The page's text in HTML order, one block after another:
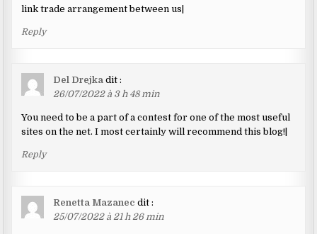
link trade arrangement between us|
Reply
Del Drejka dit :
26/07/2022 à 3 h 48 min
You need to be a part of a contest for one of the most useful
sites on the net. I most certainly will recommend this blog!|
Reply
Renetta Mazanec dit :
25/07/2022 à 21 h 26 min